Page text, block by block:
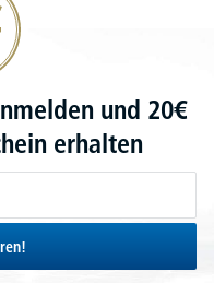
und 20€
erhalten